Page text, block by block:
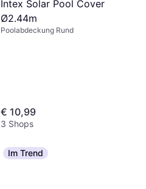
Intex Solar Pool Cover
Ø2.44m
Poolabdeckung Rund
€ 10,99
3 Shops
Im Trend